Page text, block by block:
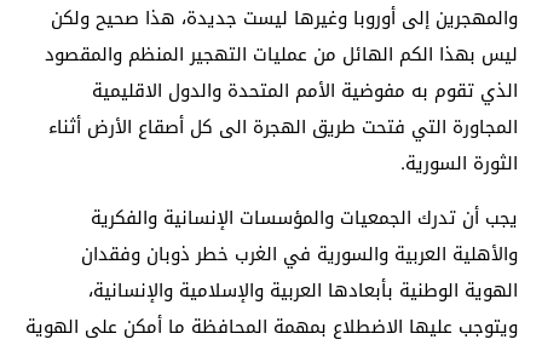
والمهجرين إلى أوروبا وغيرها ليست جديدة، هذا صحيح ولكن
ليس بهذا الكم الهائل من عمليات التهجير المنظم والمقصود
الذي تقوم به مفوضية الأمم المتحدة والدول الاقليمية
المجاورة التي فتحت طريق الهجرة الى كل أصقاع الأرض أثناء
الثورة السورية.
يجب أن تدرك الجمعيات والمؤسسات الإنسانية والفكرية
والأهلية العربية والسورية في الغرب خطر ذوبان وفقدان
الهوية الوطنية بأبعادها العربية والإسلامية والإنسانية،
ويتوجب عليها الاضطلاع بمهمة المحافظة ما أمكن على الهوية